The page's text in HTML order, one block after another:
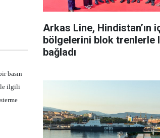
basın
ilgili
Arkas Line, Hindistan’ın
bölgelerini blok trenlerle
bağladı